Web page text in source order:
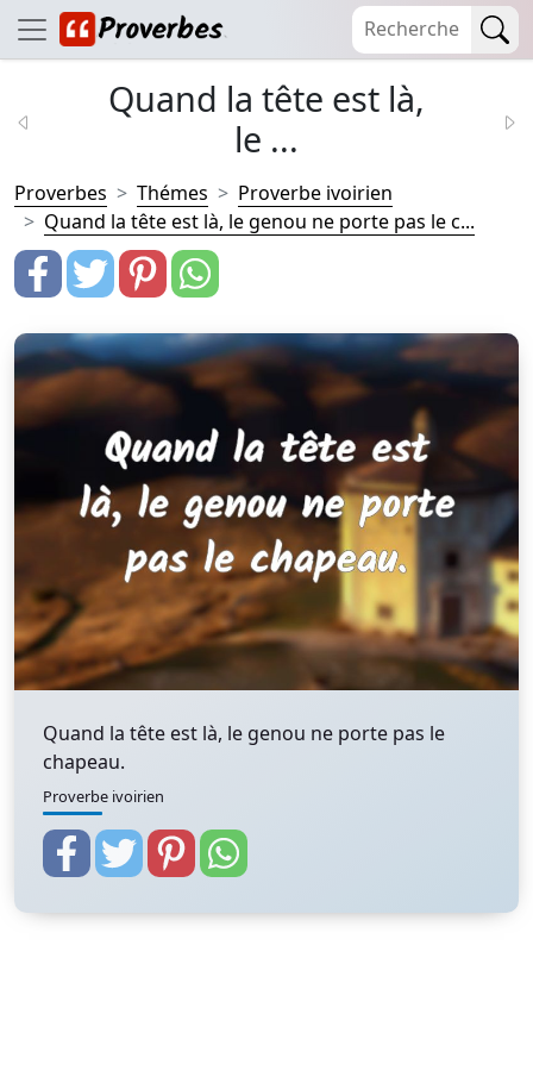
Quand la tête est là,
le ...
Proverbes Thémes
Proverbe ivoirien
Quand la tête est là, le genou ne porte pas le c...
Quand la tête est là, le genou ne porte pas le
chapeau.
Proverbe ivoirien